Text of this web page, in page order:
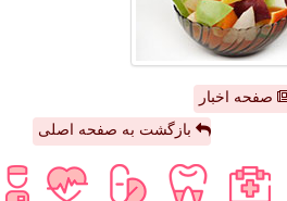
صفحه اخبار
بازگشت به صفحه اصلی